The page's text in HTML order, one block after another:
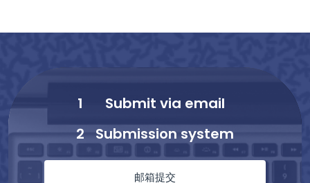
1
Submit via email
2
Submission system
邮箱提交